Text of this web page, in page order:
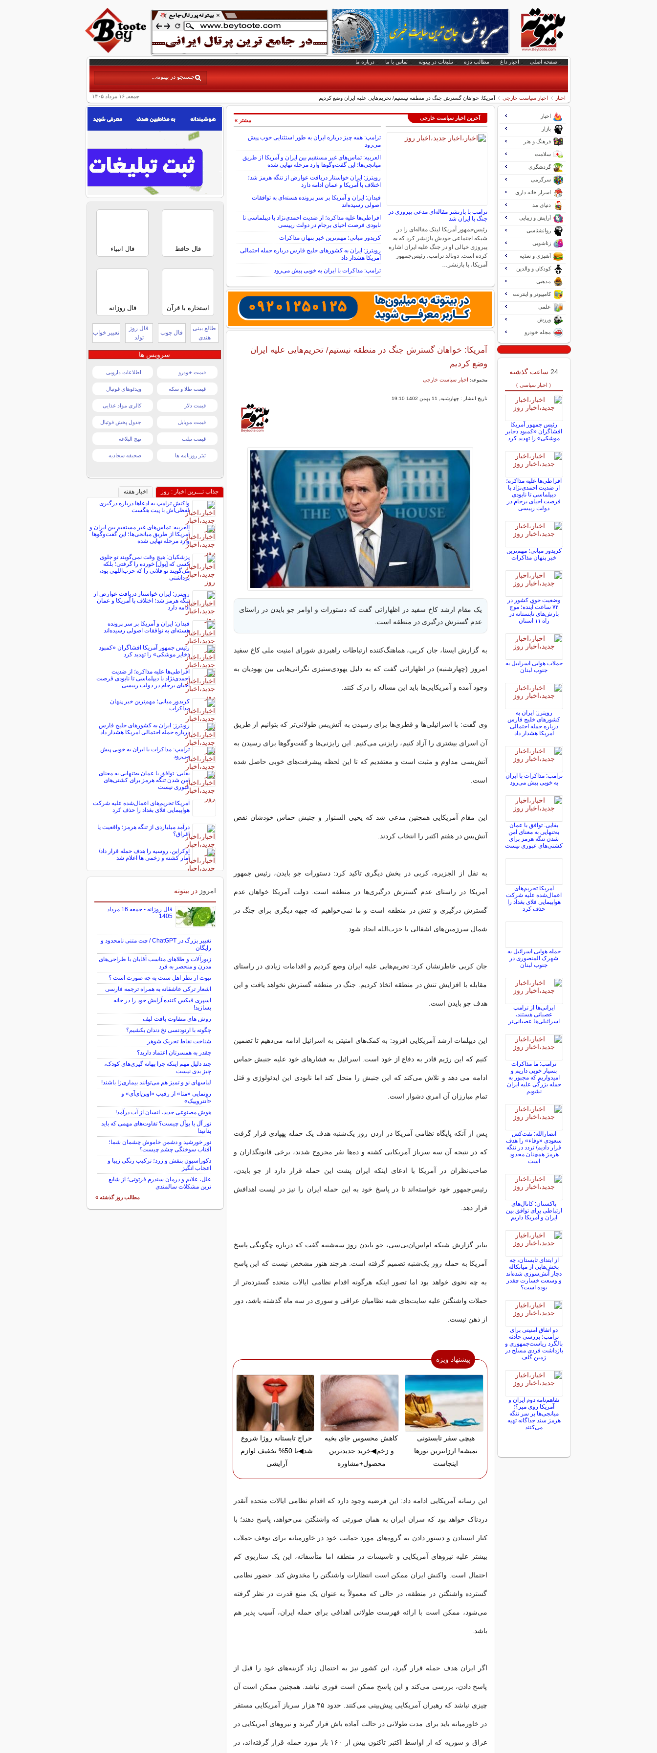
صفحه اصلی اخبار داغ مطالب تازه تبلیغات در بیتوته تماس با ما درباره ما
جمعه, ۱۶ مرداد ۱۴۰۵ اخبار اخبار سیاست خارجی آمریکا: خواهان گسترش جنگ در منطقه نیستیم/ تحریم‌هایی علیه ایران وضع کردیم
آخرین اخبار سیاست خارجی
ترامپ با بازنشر مقاله‌ای مدعی پیروزی در
جنگ با ایران شد
رئیس‌جمهور آمریکا لینک مقاله‌ای را در
شبکه اجتماعی خودش بازنشر کرد که به
پیروزی خیالی او در جنگ علیه ایران اشاره
کرده است. دونالد ترامپ، رئیس‌جمهور
آمریکا، با بازنشر…
ترامپ: همه چیز درباره ایران به طور استثنایی خوب پیش
می‌رود
العربیه: تماس‌های غیر مستقیم بین ایران و آمریکا از طریق
میانجی‌ها؛ این گفت‌و‌گو‌ها وارد مرحله نهایی شده
رویترز: ایران خواستار دریافت عوارض از تنگه هرمز شد؛
اختلاف با آمریکا و عمان ادامه دارد
فیدان: ایران و آمریکا بر سر پرونده هسته‌ای به توافقات
اصولی رسیده‌اند
افراطی‌ها علیه مذاکره؛ از ضدیت احمدی‌نژاد با دیپلماسی تا
نابودی فرصت احیای برجام در دولت رییسی
کریدور میانی؛ مهم‌ترین خبر پنهان مذاکرات
رویترز: ایران به کشورهای خلیج فارس درباره حمله احتمالی
آمریکا هشدار داد
ترامپ: مذاکرات با ایران به خوبی پیش می‌رود
بیشتر »
آمریکا: خواهان گسترش جنگ در منطقه نیستیم/ تحریم‌هایی علیه ایران
وضع کردیم
مجموعه: اخبار سیاست خارجی
تاریخ انتشار : چهارشنبه, 11 بهمن 1402 19:10
یک مقام ارشد کاخ سفید در اظهاراتی گفت که دستورات و اوامر جو بایدن در راستای
عدم گسترش درگیری در منطقه است.
به گزارش ایسنا، جان کربی، هماهنگ‌کننده ارتباطات راهبردی شورای امنیت ملی کاخ سفید
امروز (چهارشنبه) در اظهاراتی گفت که به دلیل یهودی‌ستیزی نگرانی‌هایی بین یهودیان به
وجود آمده و آمریکایی‌ها باید این مساله را درک کنند.
وی گفت: با اسرائیلی‌ها و قطری‌ها برای رسیدن به آتش‌بس طولانی‌تر که بتوانیم از طریق
آن اسرای بیشتری را آزاد کنیم، رایزنی می‌کنیم. این رایزنی‌ها و گفت‌وگوها برای رسیدن به
آتش‌بسی مداوم و مثبت است و معتقدیم که تا این لحظه پیشرفت‌های خوبی حاصل شده
است.
این مقام آمریکایی همچنین مدعی شد که یحیی السنوار و جنبش حماس خودشان نقض
آتش‌بس در هفتم اکتبر را انتخاب کردند.
به نقل از الجزیره، کربی در بخش دیگری تاکید کرد: دستورات جو بایدن، رئیس جمهور
آمریکا در راستای عدم گسترش درگیری‌ها در منطقه است. دولت آمریکا خواهان عدم
گسترش درگیری و تنش در منطقه است و ما نمی‌خواهیم که جبهه دیگری برای جنگ در
شمال سرزمین‌های اشغالی با حزب‌الله ایجاد شود.
جان کربی خاطرنشان کرد: تحریم‌هایی علیه ایران وضع کردیم و اقدامات زیادی در راستای
مقابله با افزایش تنش در منطقه اتخاذ کردیم. جنگ در منطقه گسترش نخواهد یافت و این
هدف جو بایدن است.
این دیپلمات ارشد آمریکایی افزود: به کمک‌های امنیتی به اسرائیل ادامه می‌دهیم تا تضمین
کنیم که این رژیم قادر به دفاع از خود است. اسرائیل به فشارهای خود علیه جنبش حماس
ادامه می دهد و تلاش می‌کند که این جنبش را منحل کند اما نابودی این ایدئولوژی و قتل
تمام مبارزان آن امری دشوار است.
پس از آنکه پایگاه نظامی آمریکا در اردن روز یک‌شنبه هدف یک حمله پهپادی قرار گرفت
که در نتیجه آن سه سرباز آمریکایی کشته و ده‌ها نفر مجروح شدند، برخی قانونگذاران و
صاحب‌نظران در آمریکا با ادعای اینکه ایران پشت این حمله قرار دارد از جو بایدن،
رئیس‌جمهور خود خواسته‌اند تا در پاسخ خود به این حمله ایران را نیز در لیست اهدافش
قرار دهد.
بنابر گزارش شبکه ام‌اس‌ان‌بی‌سی، جو بایدن روز سه‌شنبه گفت که درباره چگونگی پاسخ
آمریکا به حمله روز یک‌شنبه تصمیم گرفته است. هرچند هنوز مشخص نیست که این پاسخ
به چه نحوی خواهد بود اما تصور اینکه هرگونه اقدام نظامی ایالات متحده گسترده‌تر از
حملات واشنگتن علیه سایت‌های شبه نظامیان عراقی و سوری در سه ماه گذشته باشد، دور
از ذهن نیست.
پیشنهاد ویژه
هیچی سفر تابستونی
نمیشه! ارزانترین تورها
اینجاست
کاهش محسوس جای بخیه
و زخم◀خرید جدیدترین
محصول+مشاوره
حراج تابستانه روژا شروع
شد◀تا 50% تخفیف لوازم
آرایشی
این رسانه آمریکایی ادامه داد: این فرضیه وجود دارد که اقدام نظامی ایالات متحده آنقدر
دردناک خواهد بود که سران ایران به همان صورتی که واشنگتن می‌خواهد، پاسخ دهند؛ با
کنار ایستادن و دستور دادن به گروه‌های مورد حمایت خود در خاورمیانه برای توقف حملات
بیشتر علیه نیروهای آمریکایی و تاسیسات در منطقه اما متأسفانه، این یک سناریوی کم
احتمال است. واکنش ایران ممکن است انتظارات واشنگتن را مخدوش کند. حضور نظامی
گسترده واشنگتن در منطقه، در حالی که معمولاً به عنوان یک منبع قدرت در نظر گرفته
می‌شود، ممکن است با ارائه فهرست طولانی اهدافی برای حمله ایران، آسیب پذیر هم
باشد.
اگر ایران هدف حمله قرار گیرد، این کشور نیز به احتمال زیاد گزینه‌های خود را قبل از
پاسخ دادن، بررسی می‌کند و این پاسخ ممکن است فوری نباشد. همچنین ممکن است آن
چیزی نباشد که رهبران آمریکایی پیش‌بینی می‌کنند. حدود ۴۵ هزار سرباز آمریکایی مستقر
در خاورمیانه باید برای مدت طولانی در حالت آماده باش قرار گیرند و نیروهای آمریکایی در
عراق و سوریه که از اواسط اکتبر تاکنون بیش از ۱۶۰ بار مورد حمله قرار گرفته‌اند، در
اخبار
بازار
فرهنگ و هنر
سلامت
گردشگری
سرگرمی
اسرار خانه داری
دنیای مد
آرایش و زیبایی
روانشناسی
زناشویی
آشپزی و تغذیه
کودکان و والدین
مذهبی
کامپیوتر و اینترنت
علمی
ورزش
مجله خودرو
24 ساعت گذشته
( اخبار سیاسی )
رئیس جمهور آمریکا
افشاگران «کمبود ذخایر
موشکی» را تهدید کرد
افراطی‌ها علیه مذاکره؛
از ضدیت احمدی‌نژاد با
دیپلماسی تا نابودی
فرصت احیای برجام در
دولت رییسی
کریدور میانی؛ مهم‌ترین
خبر پنهان مذاکرات
وضعیت جوی کشور در
۷۲ ساعت آینده؛ موج
بارش‌های تابستانه در
راه ۱۱ استان
حملات هوایی اسراییل به
جنوب لبنان
رویترز: ایران به
کشورهای خلیج فارس
درباره حمله احتمالی
آمریکا هشدار داد
ترامپ: مذاکرات با ایران
به خوبی پیش می‌رود
بقایی: توافق با عمان
به‌تنهایی به معنای امن
شدن تنگه هرمز برای
کشتی‌های عبوری نیست
آمریکا تحریم‌های
اعمال‌شده علیه شرکت
هواپیمایی فلای بغداد را
حذف کرد
حمله هوایی اسرائیل به
شهرک المنصوری در
جنوب لبنان
ایرانی‌ها از ترامپ
عصبانی هستند،
اسرائیلی‌ها عصبانی‌تر
ترامپ: ما مذاکرات
بسیار خوبی داریم و
امیدواریم که مجبور به
حمله بزرگی علیه ایران
نشویم
انصارالله: نفت‌کش
سعودی «وفاء» را هدف
قرار دادیم/ تردد در تنگه
هرمز همچنان محدود
است
پاکستان: کانال‌های
ارتباطی برای توافق بین
ایران و آمریکا داریم
از ابتدای تابستان، چه
بخش‌هایی از میانکاله
دچار آتش‌سوزی شده‌اند
و وسعت خسارت چقدر
بوده است؟
دو اتفاق امنیتی برای
ترامپ؛ بررسی حادثه
بالگرد ریاست‌جمهوری و
بازداشت فردی مسلح در
زمین گلف
تفاهم‌نامه دوم ایران و
آمریکا روی میز؟؛
میانجی‌ها بر سر تنگه
هرمز سند جداگانه تهیه
می‌کنند
فال حافظ فال انبیاء
استخاره با قرآن فال روزانه
طالع بینی
هندی
فال چوب
فال روز
تولد
تعبیر خواب
سرویس ها
قیمت خودرو اطلاعات دارویی
قیمت طلا و سکه ویدئوهای فوتبال
قیمت دلار کالری مواد غذایی
قیمت موبایل جدول پخش فوتبال
قیمت تبلت نهج البلاغه
تیتر روزنامه ها صحیفه سجادیه
جذاب تـــرین اخبار : روز
اخبار هفته
واکنش ترامپ به ادعاها درباره درگیری
لفظی‌اش با پیت هگست
العربیه: تماس‌های غیر مستقیم بین ایران و
آمریکا از طریق میانجی‌ها؛ این گفت‌و‌گو‌ها
وارد مرحله نهایی شده
پزشکیان: هیچ وقت نمی‌گویند تو جلوی
کسی که [پول] خورده را گرفتی؛ بلکه
می‌گویند تو فلانی را که حزب‌اللهی بود،
برداشتی
رویترز: ایران خواستار دریافت عوارض از
تنگه هرمز شد؛ اختلاف با آمریکا و عمان
ادامه دارد
فیدان: ایران و آمریکا بر سر پرونده
هسته‌ای به توافقات اصولی رسیده‌اند
رئیس جمهور آمریکا افشاگران «کمبود
ذخایر موشکی» را تهدید کرد
افراطی‌ها علیه مذاکره؛ از ضدیت
احمدی‌نژاد با دیپلماسی تا نابودی فرصت
احیای برجام در دولت رییسی
کریدور میانی؛ مهم‌ترین خبر پنهان
مذاکرات
رویترز: ایران به کشورهای خلیج فارس
درباره حمله احتمالی آمریکا هشدار داد
ترامپ: مذاکرات با ایران به خوبی پیش
می‌رود
بقایی: توافق با عمان به‌تنهایی به معنای
امن شدن تنگه هرمز برای کشتی‌های
عبوری نیست
آمریکا تحریم‌های اعمال‌شده علیه شرکت
هواپیمایی فلای بغداد را حذف کرد
درآمد میلیاردی از تنگه هرمز؛ واقعیت یا
اغراق؟
اوکراین، روسیه را هدف حمله قرار داد/
آمار کشته و زخمی ها اعلام شد
امروز در بیتوته
فال روزانه - جمعه 16 مرداد
1405
تغییر بزرگ در ChatGPT / چت متنی نامحدود و
رایگان
زیورآلات و طلاهای مناسب آقایان با طراحی‌های
مدرن و منحصر به فرد
نبوت از نظر اهل سنت به چه صورت است ؟
اشعار ترکی عاشقانه به همراه ترجمه فارسی
اسپری فیکس کننده آرایش خود را در خانه
بسازید!
روش های متفاوت بافت لیف
چگونه با ارتودنسی نخ دندان بکشیم؟
شناخت نقاط تحریک شوهر
چقدر به همسرتان اعتماد دارید؟
چند دلیل مهم اینکه چرا بهانه گیری‌های کودک،
چیز بدی نیست
لباس‎های نو و تمیز هم می‌توانند بیماری‌زا باشند!
رونمایی «متا» از رقیب «اوپن‌ای‌آی» و
«آنتروپیک»
هوش مصنوعی جدید، انسان از آب درآمد!
تور آل یا یوآل چیست؟ تفاوت‌های مهمی که باید
بدانید!
نور خورشید و دشمن خاموش چشمان شما؛
آفتاب سوختگی چشم چیست؟
دکوراسیون بنفش و زرد؛ ترکیب رنگی زیبا و
اعجاب انگیز
علل، علایم و درمان سندرم فرتوتی؛ از شایع
ترین مشکلات سالمندی
مطالب روز گذشته »